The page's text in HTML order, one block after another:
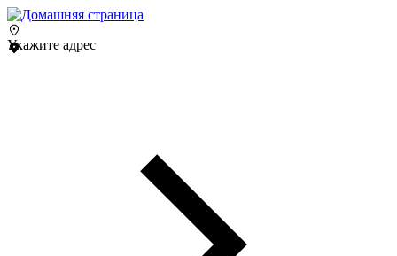
Укажите адрес